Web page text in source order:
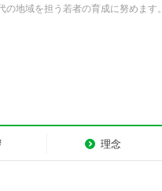
地域を担う若者の育成に努めます。
理念